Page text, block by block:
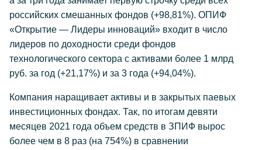
российских смешанных фондов (+98,81%). ОПИФ
«Открытие — Лидеры инноваций» входит в число
лидеров по доходности среди фондов
технологического сектора с активами более 1 млрд
руб. за год (+21,17%) и за 3 года (+94,04%).
Компания наращивает активы и в закрытых паевых
инвестиционных фондах. Так, по итогам девяти
месяцев 2021 года объем средств в ЗПИФ вырос
более чем в 8 раз (на 754%) в сравнении